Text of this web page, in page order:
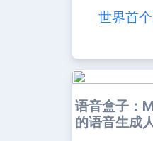
世界首
语音盒子：
的语音生成